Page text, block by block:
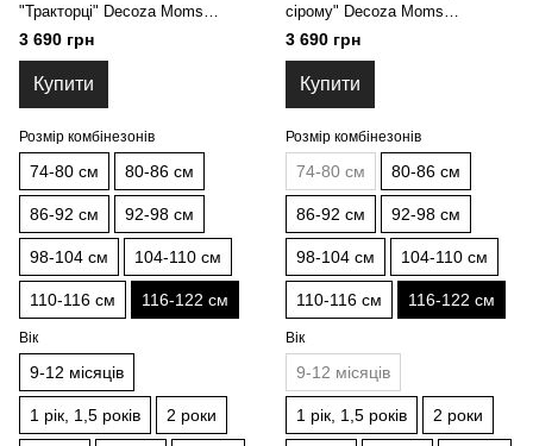
"Тракторці" Decoza Moms
(zimk116122-OP308-pl017) 116-
3 690 грн
Купити
Розмір комбінезонів
74-80 см 80-86 см
86-92 см 92-98 см
98-104 см 104-110 см
110-116 см 116-122 см
Вік
9-12 місяців
1 рік, 1,5 років 2 роки
сірому" Decoza Moms
(zimk116122-Op309-pl016) 116-
3 690 грн
Купити
Розмір комбінезонів
74-80 см 80-86 см
86-92 см 92-98 см
98-104 см 104-110 см
110-116 см 116-122 см
Вік
9-12 місяців
1 рік, 1,5 років 2 роки